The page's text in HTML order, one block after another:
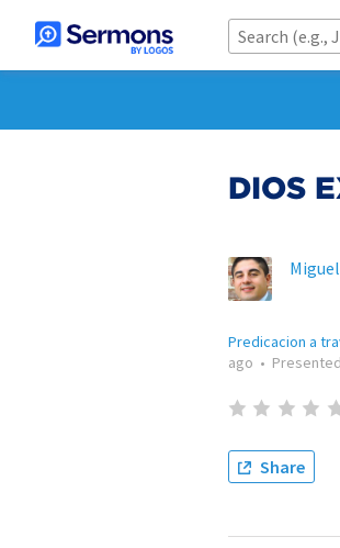
DIOS
Predicacion a
ago • Presented
Share